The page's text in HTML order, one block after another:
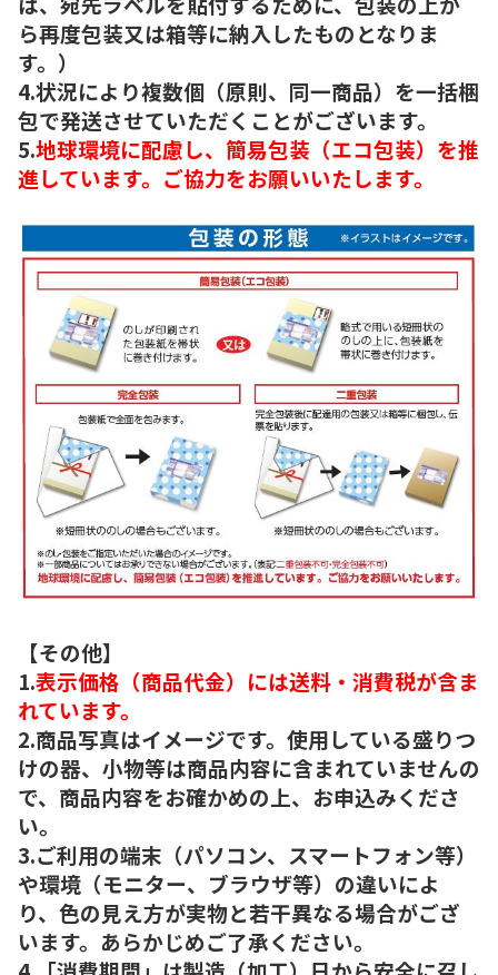
ら再度包装又は箱等に納入したものとなりま
す。）
4.状況により複数個（原則、同一商品）を一括梱
包で発送させていただくことがございます。
5.地球環境に配慮し、簡易包装（エコ包装）を推
進しています。ご協力をお願いいたします。
【その他】
1.表示価格（商品代金）には送料・消費税が含ま
れています。
2.商品写真はイメージです。使用している盛りつ
けの器、小物等は商品内容に含まれていませんの
で、商品内容をお確かめの上、お申込みくださ
い。
3.ご利用の端末（パソコン、スマートフォン等）
や環境（モニター、ブラウザ等）の違いによ
り、色の見え方が実物と若干異なる場合がござ
います。あらかじめご了承ください。